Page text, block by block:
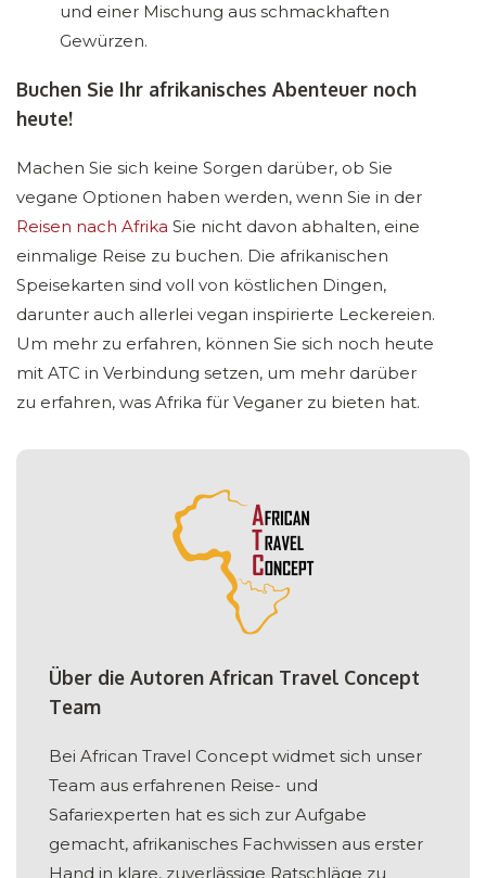
und einer Mischung aus schmackhaften
Gewürzen.
Buchen Sie Ihr afrikanisches Abenteuer noch
heute!
Machen Sie sich keine Sorgen darüber, ob Sie
vegane Optionen haben werden, wenn Sie in der
Reisen nach Afrika Sie nicht davon abhalten, eine
einmalige Reise zu buchen. Die afrikanischen
Speisekarten sind voll von köstlichen Dingen,
darunter auch allerlei vegan inspirierte Leckereien.
Um mehr zu erfahren, können Sie sich noch heute
mit ATC in Verbindung setzen, um mehr darüber
zu erfahren, was Afrika für Veganer zu bieten hat.
Über die Autoren African Travel Concept
Team
Bei African Travel Concept widmet sich unser
Team aus erfahrenen Reise- und
Safariexperten hat es sich zur Aufgabe
gemacht, afrikanisches Fachwissen aus erster
Hand in klare, zuverlässige Ratschläge zu